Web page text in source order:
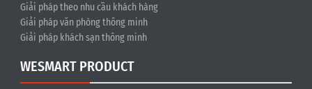
Giải pháp theo nhu cầu khách hàng
Giải pháp văn phòng thông minh
Giải pháp khách sạn thông minh
WESMART PRODUCT